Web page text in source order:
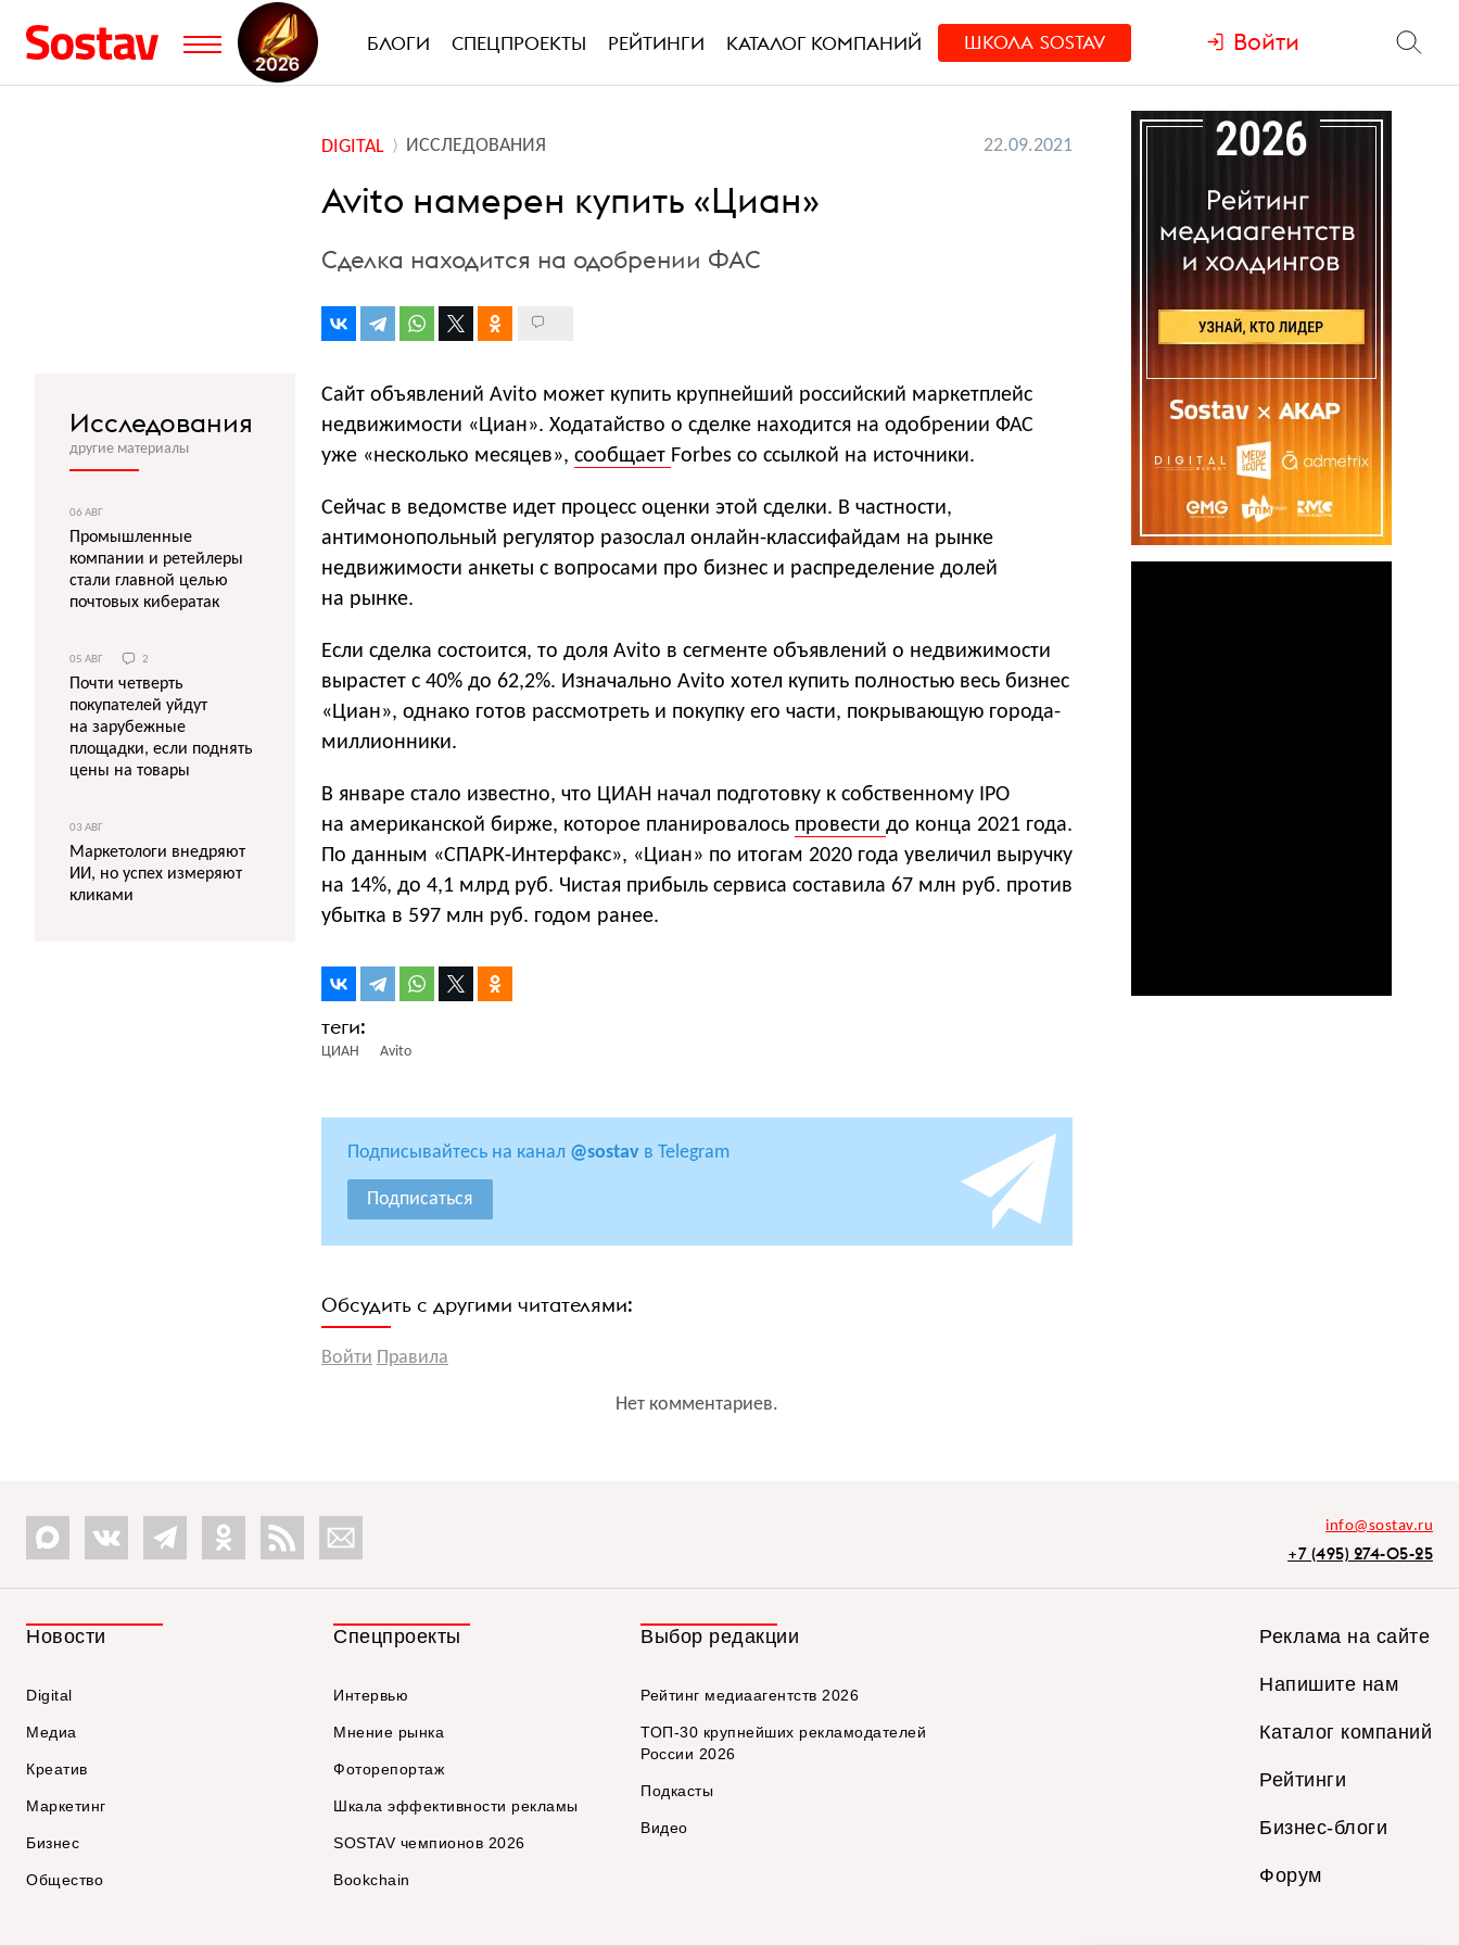
БЛОГИ СПЕЦПРОЕКТЫ РЕЙТИНГИ КАТАЛОГ КОМПАНИЙ ШКОЛА SOSTAV Войти
DIGITAL ИССЛЕДОВАНИЯ 22.09.2021
Avito намерен купить «Циан»
Сделка находится на одобрении ФАС
Сайт объявлений Avito может купить крупнейший российский маркетплейс
недвижимости «Циан». Ходатайство о сделке находится на одобрении ФАС
уже «несколько месяцев», сообщает Forbes со ссылкой на источники.
Сейчас в ведомстве идет процесс оценки этой сделки. В частности,
антимонопольный регулятор разослал онлайн-классифайдам на рынке
недвижимости анкеты с вопросами про бизнес и распределение долей
на рынке.
Если сделка состоится, то доля Avito в сегменте объявлений о недвижимости
вырастет с 40% до 62,2%. Изначально Avito хотел купить полностью весь бизнес
«Циан», однако готов рассмотреть и покупку его части, покрывающую города-
миллионники.
В январе стало известно, что ЦИАН начал подготовку к собственному IPO
на американской бирже, которое планировалось провести до конца 2021 года.
По данным «СПАРК-Интерфакс», «Циан» по итогам 2020 года увеличил выручку
на 14%, до 4,1 млрд руб. Чистая прибыль сервиса составила 67 млн руб. против
убытка в 597 млн руб. годом ранее.
ЦИАН Avito
Подписывайтесь на канал @sostav в Telegram
Подписаться
Обсудить с другими читателями:
Войти Правила
Нет комментариев.
Исследования
другие материалы
06 АВГ
Промышленные
компании и ретейлеры
стали главной целью
почтовых кибератак
05 АВГ 2
Почти четверть
покупателей уйдут
на зарубежные
площадки, если поднять
цены на товары
03 АВГ
Маркетологи внедряют
ИИ, но успех измеряют
кликами
info@sostav.ru
+7 (495) 274-05-25
Новости
Digital
Медиа
Креатив
Маркетинг
Бизнес
Общество
Спецпроекты
Интервью
Мнение рынка
Фоторепортаж
Шкала эффективности рекламы
SOSTAV чемпионов 2026
Bookchain
Выбор редакции
Рейтинг медиаагентств 2026
ТОП-30 крупнейших рекламодателей
России 2026
Подкасты
Видео
Реклама на сайте
Напишите нам
Каталог компаний
Рейтинги
Бизнес-блоги
Форум